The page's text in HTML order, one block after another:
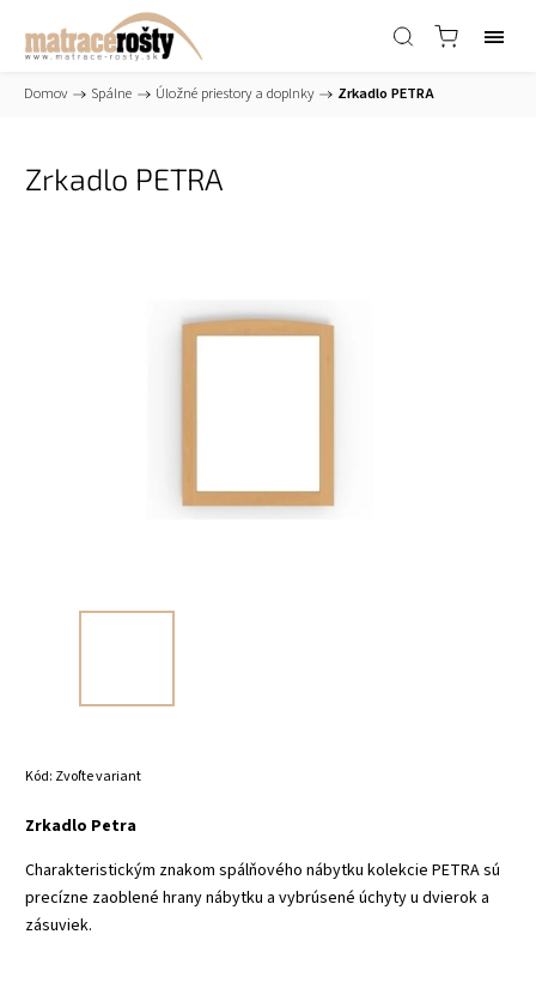
Domov / Spálne / Úložné priestory a doplnky / Zrkadlo PETRA
Zrkadlo PETRA
Kód: Zvoľte variant
Zrkadlo Petra
Charakteristickým znakom spálňového nábytku kolekcie PETRA sú
precízne zaoblené hrany nábytku a vybrúsené úchyty u dvierok a
zásuviek.